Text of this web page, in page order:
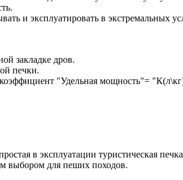
и эксплуатировать в экстремальных
закладке дров.
печки.
"Удельная мощность"=
в эксплуатации туристическая
выбором для пеших походов.